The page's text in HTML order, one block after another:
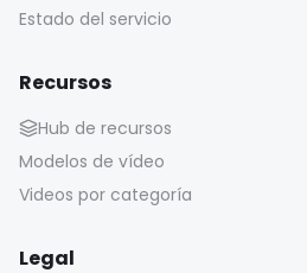
Estado del servicio
Recursos
Hub de recursos
Modelos de vídeo
Videos por categoría
Legal